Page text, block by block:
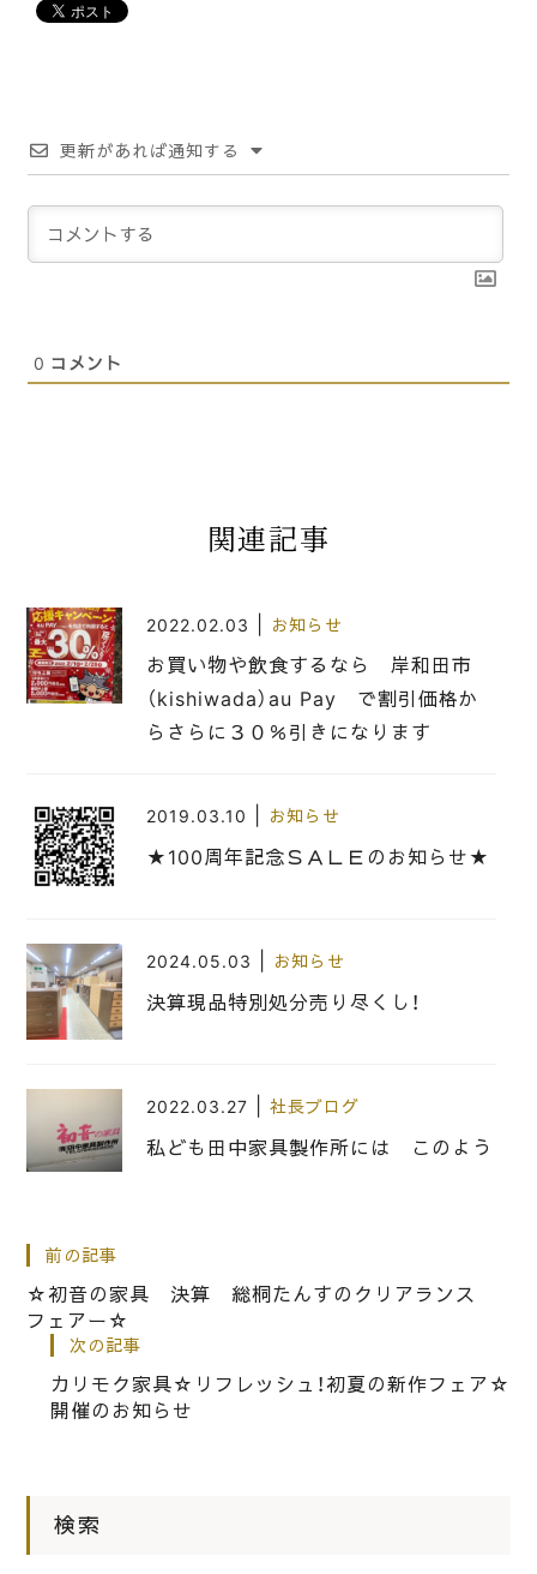
更新があれば通知する
0 コメント
関連記事
2022.02.03 お知らせ
お買い物や飲食するなら 岸和田市
（kishiwada）au Pay で割引価格か
らさらに３０％引きになります
2019.03.10 お知らせ
★100周年記念ＳＡＬＥのお知らせ★
2024.05.03 お知らせ
決算現品特別処分売り尽くし！
2022.03.27 社長ブログ
私ども田中家具製作所には このよう
2018.09.17|お知らせ
初めて来られるお客様、ご心配なくお
仕事はさせていただいています。
前の記事
☆初音の家具 決算 総桐たんすのクリアランス
フェアー☆
次の記事
カリモク家具☆リフレッシュ！初夏の新作フェア☆
開催のお知らせ
検索